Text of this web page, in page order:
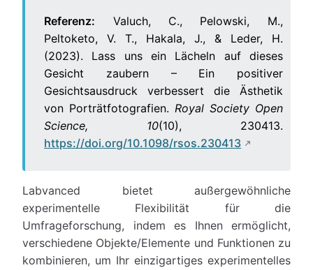
Referenz: Valuch, C., Pelowski, M.,
Peltoketo, V. T., Hakala, J., & Leder, H.
(2023). Lass uns ein Lächeln auf dieses
Gesicht zaubern – Ein positiver
Gesichtsausdruck verbessert die Ästhetik
von Porträtfotografien. Royal Society Open
Science, 10(10), 230413.
https://doi.org/10.1098/rsos.230413
Labvanced bietet außergewöhnliche
experimentelle Flexibilität für die
Umfrageforschung, indem es Ihnen ermöglicht,
verschiedene Objekte/Elemente und Funktionen zu
kombinieren, um Ihr einzigartiges experimentelles